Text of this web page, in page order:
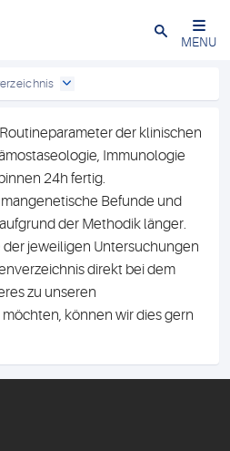
Close
MENU
der klinischen
Immunologie
24h fertig.
Befunde und
der Methodik länger.
jeweiligen Untersuchungen
direkt bei dem
zu unseren
können wir dies gern